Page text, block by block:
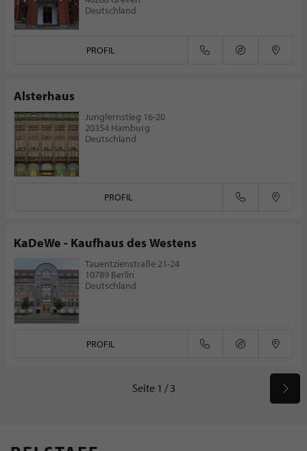
Deutschland
PROFIL
Alsterhaus
Jungfernstieg 16-20
20354 Hamburg
Deutschland
PROFIL
KaDeWe - Kaufhaus des Westens
Tauentzienstraße 21-24
10789 Berlin
Deutschland
PROFIL
Seite 1 / 3